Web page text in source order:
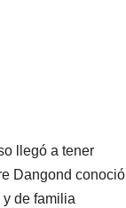
llegó a tener
Dangond conoció
de familia